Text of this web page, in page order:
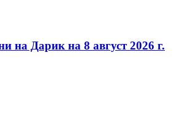
на Дарик на 8 август 2026 г.